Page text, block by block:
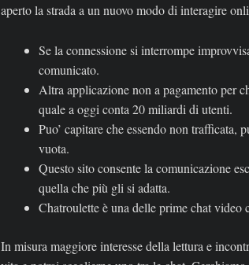
aperto la strada a un nuovo modo di interagire
Se la connessione si interrompe
comunicato.
Altra applicazione non a pagamento per
quale a oggi conta 20 miliardi di utenti.
Puo’ capitare che essendo non
vuota.
Questo sito consente la comunicazione
quella che più gli si adatta.
Chatroulette è una delle prime chat video
In misura maggiore interesse della lettura e